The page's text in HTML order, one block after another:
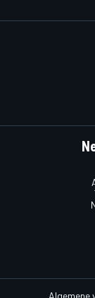
Algemene